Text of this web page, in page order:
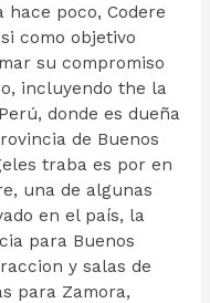
hace poco, Codere
como objetivo
su compromiso
incluyendo the la
donde es dueña
de Buenos
traba es por en
una de algunas
en el país, la
para Buenos
y salas de
para Zamora,